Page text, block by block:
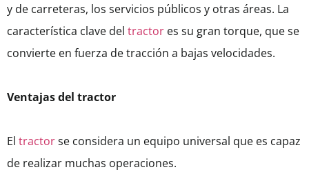
y de carreteras, los servicios públicos y otras áreas. La
característica clave del tractor es su gran torque, que se
convierte en fuerza de tracción a bajas velocidades.
Ventajas del tractor
El tractorse considera un equipo universal que es capaz
de realizar muchas operaciones.